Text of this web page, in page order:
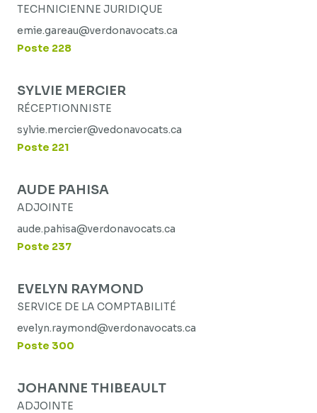
TECHNICIENNE JURIDIQUE
emie.gareau@verdonavocats.ca
Poste 228
SYLVIE MERCIER
RÉCEPTIONNISTE
sylvie.mercier@vedonavocats.ca
Poste 221
AUDE PAHISA
ADJOINTE
aude.pahisa@verdonavocats.ca
Poste 237
EVELYN RAYMOND
SERVICE DE LA COMPTABILITÉ
evelyn.raymond@verdonavocats.ca
Poste 300
JOHANNE THIBEAULT
ADJOINTE